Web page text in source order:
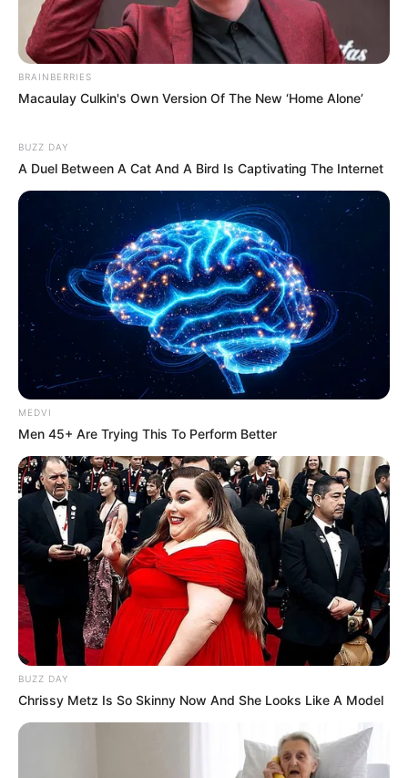
BRAINBERRIES
Macaulay Culkin's Own Version Of The New ‘Home Alone’
BUZZ DAY
A Duel Between A Cat And A Bird Is Captivating The Internet
MEDVI
Men 45+ Are Trying This To Perform Better
BUZZ DAY
Chrissy Metz Is So Skinny Now And She Looks Like A Model